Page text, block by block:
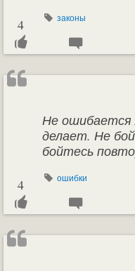
законы
4
Не ошибается
делает. Не
бойтесь
ошибки
4